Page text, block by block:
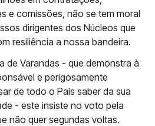
e comissões, não se tem moral
dirigentes dos Núcleos que
resiliência a nossa bandeira.
de Varandas - que demonstra à
e perigosamente
de todo o País saber da sua
- este insiste no voto pela
não quer segundas voltas.